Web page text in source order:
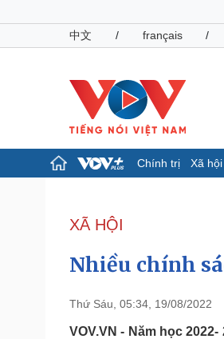
中文
/ français /
Chính trị Xã hội
Đảng
Tổ chức nhân sự
Quốc hội
Nhận diện sự thật
Pháp luật
XÃ HỘI
Nhiều chính
Thứ Sáu, 05:34, 19/08/2022
VOV.VN - Năm học